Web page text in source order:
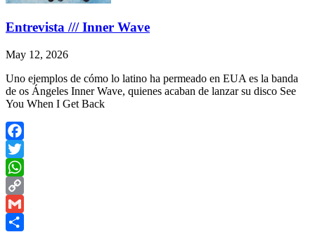
Entrevista /// Inner Wave
May 12, 2026
Uno ejemplos de cómo lo latino ha permeado en EUA es la banda
de os Ángeles Inner Wave, quienes acaban de lanzar su disco See
You When I Get Back
Facebook
Twitter
WhatsApp
Copy
Link
Gmail